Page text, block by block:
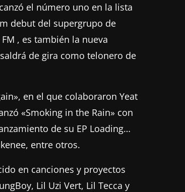
el número uno en la lista
debut del supergrupo de
, es también la nueva
de gira como telonero de
en el que colaboraron Yeat
«Smoking in the Rain» con
de su EP Loading…
entre otros.
en canciones y proyectos
Lil Uzi Vert, Lil Tecca y